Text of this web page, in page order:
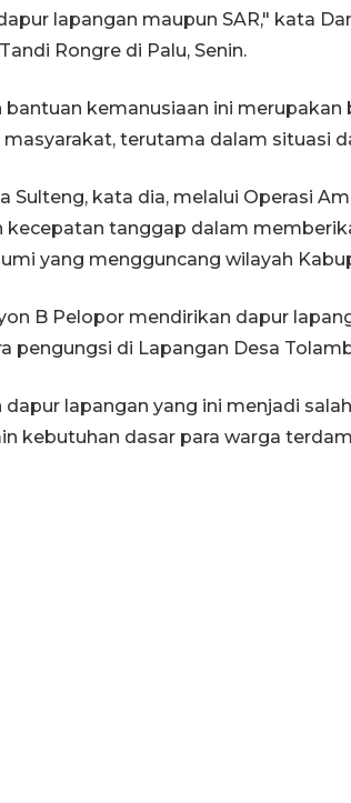
lapangan maupun SAR," kata
Rongre di Palu, Senin.
bantuan kemanusiaan ini
terutama dalam situasi
Sulteng, kata dia, melalui Operasi
kecepatan tanggap dalam
yang mengguncang wilayah
B Pelopor mendirikan dapur
pengungsi di Lapangan Desa
lapangan yang ini menjadi
kebutuhan dasar para warga